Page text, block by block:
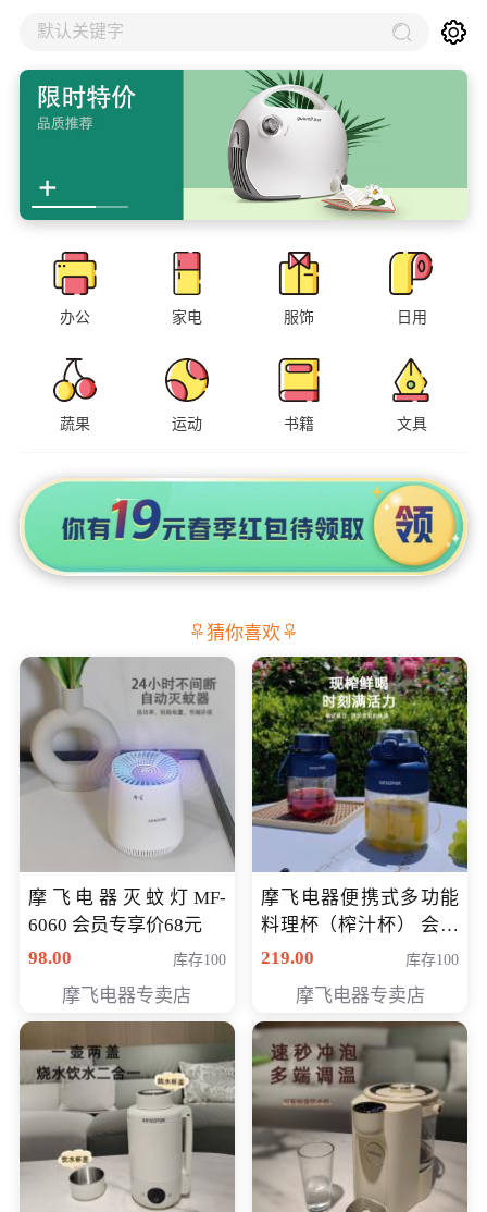
默认关键字
办公 家电 服饰 日用
蔬果 运动 书籍 文具
猜你喜欢
摩飞电器灭蚊灯MF-
6060 会员专享价68元
98.00
库存100
摩飞电器专卖店
摩飞电器便携式多功能
料理杯（榨汁杯） 会员
专享价118元
219.00 库存100
摩飞电器专卖店